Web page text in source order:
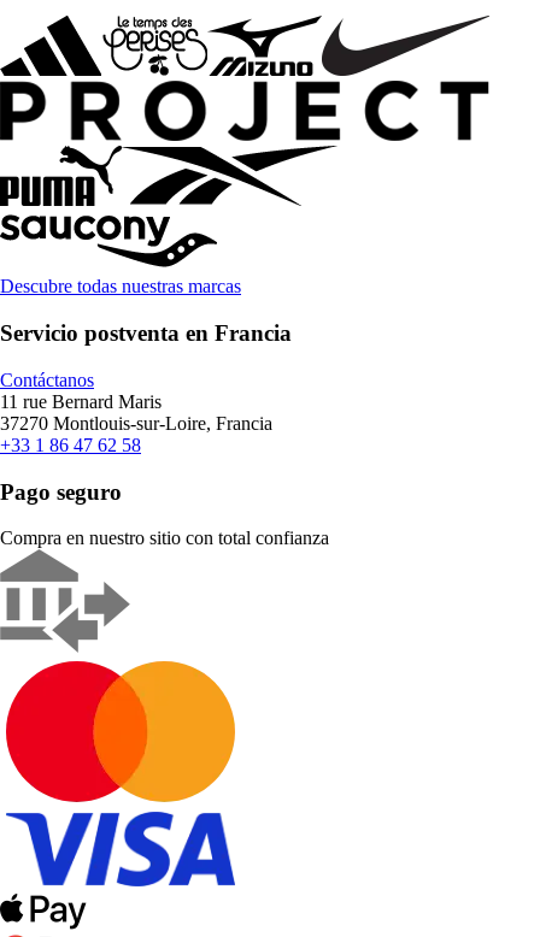
Descubre todas nuestras marcas
Servicio postventa en Francia
Contáctanos
11 rue Bernard Maris
37270 Montlouis-sur-Loire, Francia
+33 1 86 47 62 58
Pago seguro
Compra en nuestro sitio con total confianza